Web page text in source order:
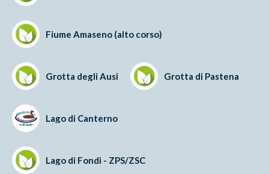
Fiume Amaseno (alto corso)
Grotta degli Ausi Grotta di Pastena
Lago di Canterno
Lago di Fondi - ZPS/ZSC